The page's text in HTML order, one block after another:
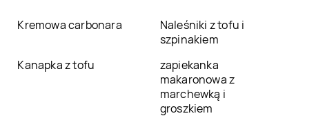
Kremowa carbonara
Naleśniki z tofu i
szpinakiem
Kanapka z tofu
zapiekanka
makaronowa z
marchewką i
groszkiem